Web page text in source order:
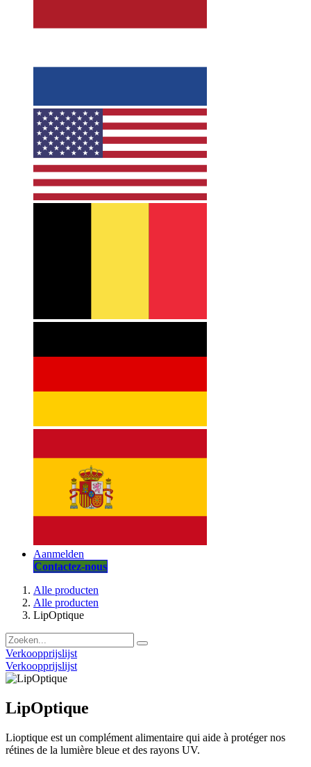
Aanmelden
Contactez-nous
Alle producten
Alle producten
LipOptique
Verkoopprijslijst
Verkoopprijslijst
LipOptique
Lioptique est un complément alimentaire qui aide à protéger nos
rétines de la lumière bleue et des rayons UV.